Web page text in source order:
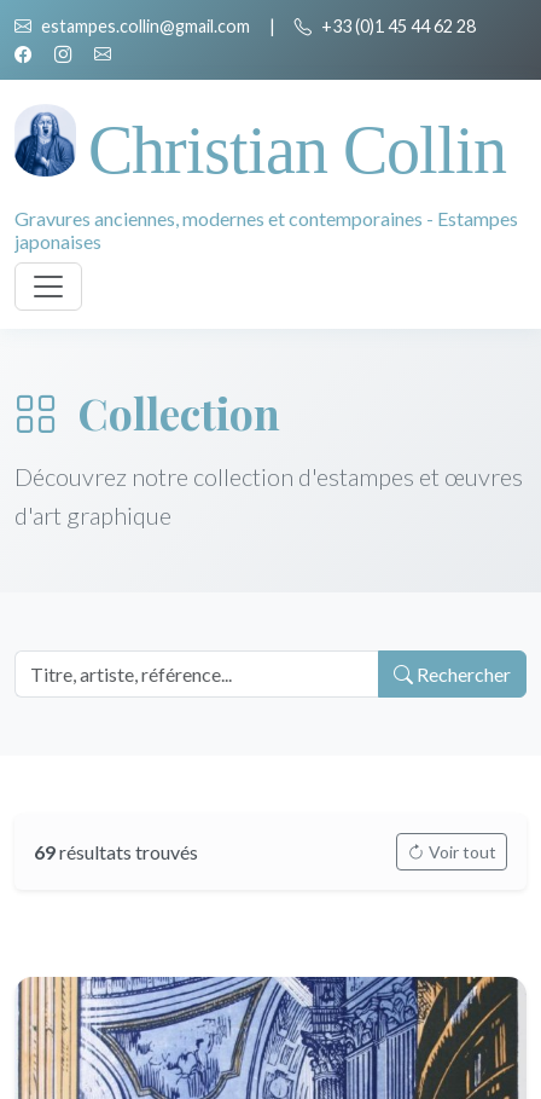
estampes.collin@gmail.com | +33 (0)1 45 44 62 28
Christian Collin
Gravures anciennes, modernes et contemporaines - Estampes
japonaises
Collection
Découvrez notre collection d'estampes et œuvres
d'art graphique
Rechercher
69résultats trouvés Voir tout